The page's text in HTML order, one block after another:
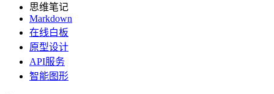
思维笔记
Markdown
在线白板
原型设计
API服务
智能图形